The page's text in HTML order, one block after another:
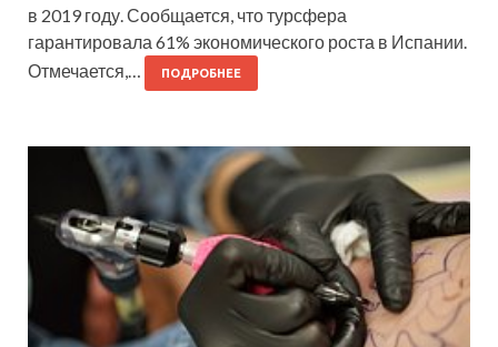
в 2019 году. Сообщается, что турсфера
гарантировала 61% экономического роста в Испании.
Отмечается,…
ПОДРОБНЕЕ